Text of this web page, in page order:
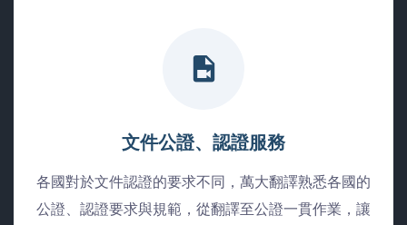
文件公證、認證服務
各國對於文件認證的要求不同，萬大翻譯熟悉各國的
公證、認證要求與規範，從翻譯至公證一貫作業，讓